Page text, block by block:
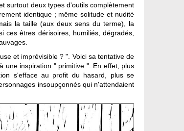
surtout deux types d'outils complètement
identique ; même solitude et nudité
la taille (aux deux sens du terme), la
êtres dérisoires, humiliés, dégradés,
et imprévisible ? ". Voici sa tentative de
une inspiration " primitive ". En effet, plus
s'efface au profit du hasard, plus se
insoupçonnés qui n'attendaient